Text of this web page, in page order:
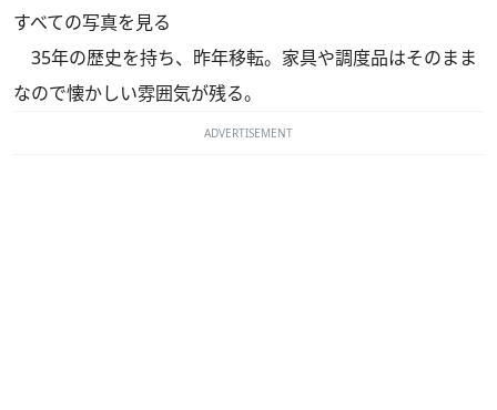
すべての写真を見る
35年の歴史を持ち、昨年移転。家具や調度品はそのまま
なので懐かしい雰囲気が残る。
ADVERTISEMENT